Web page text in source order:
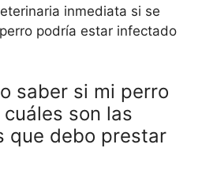
inmediata si se
podría estar infectado
saber si mi perro
son las
que debo prestar